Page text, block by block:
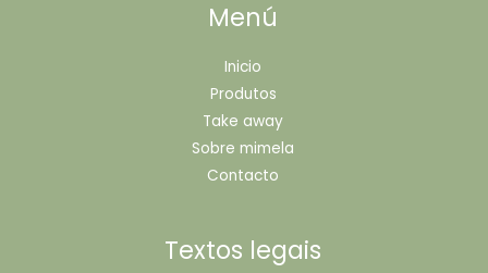
Menú
Inicio
Produtos
Take away
Sobre mimela
Contacto
Textos legais